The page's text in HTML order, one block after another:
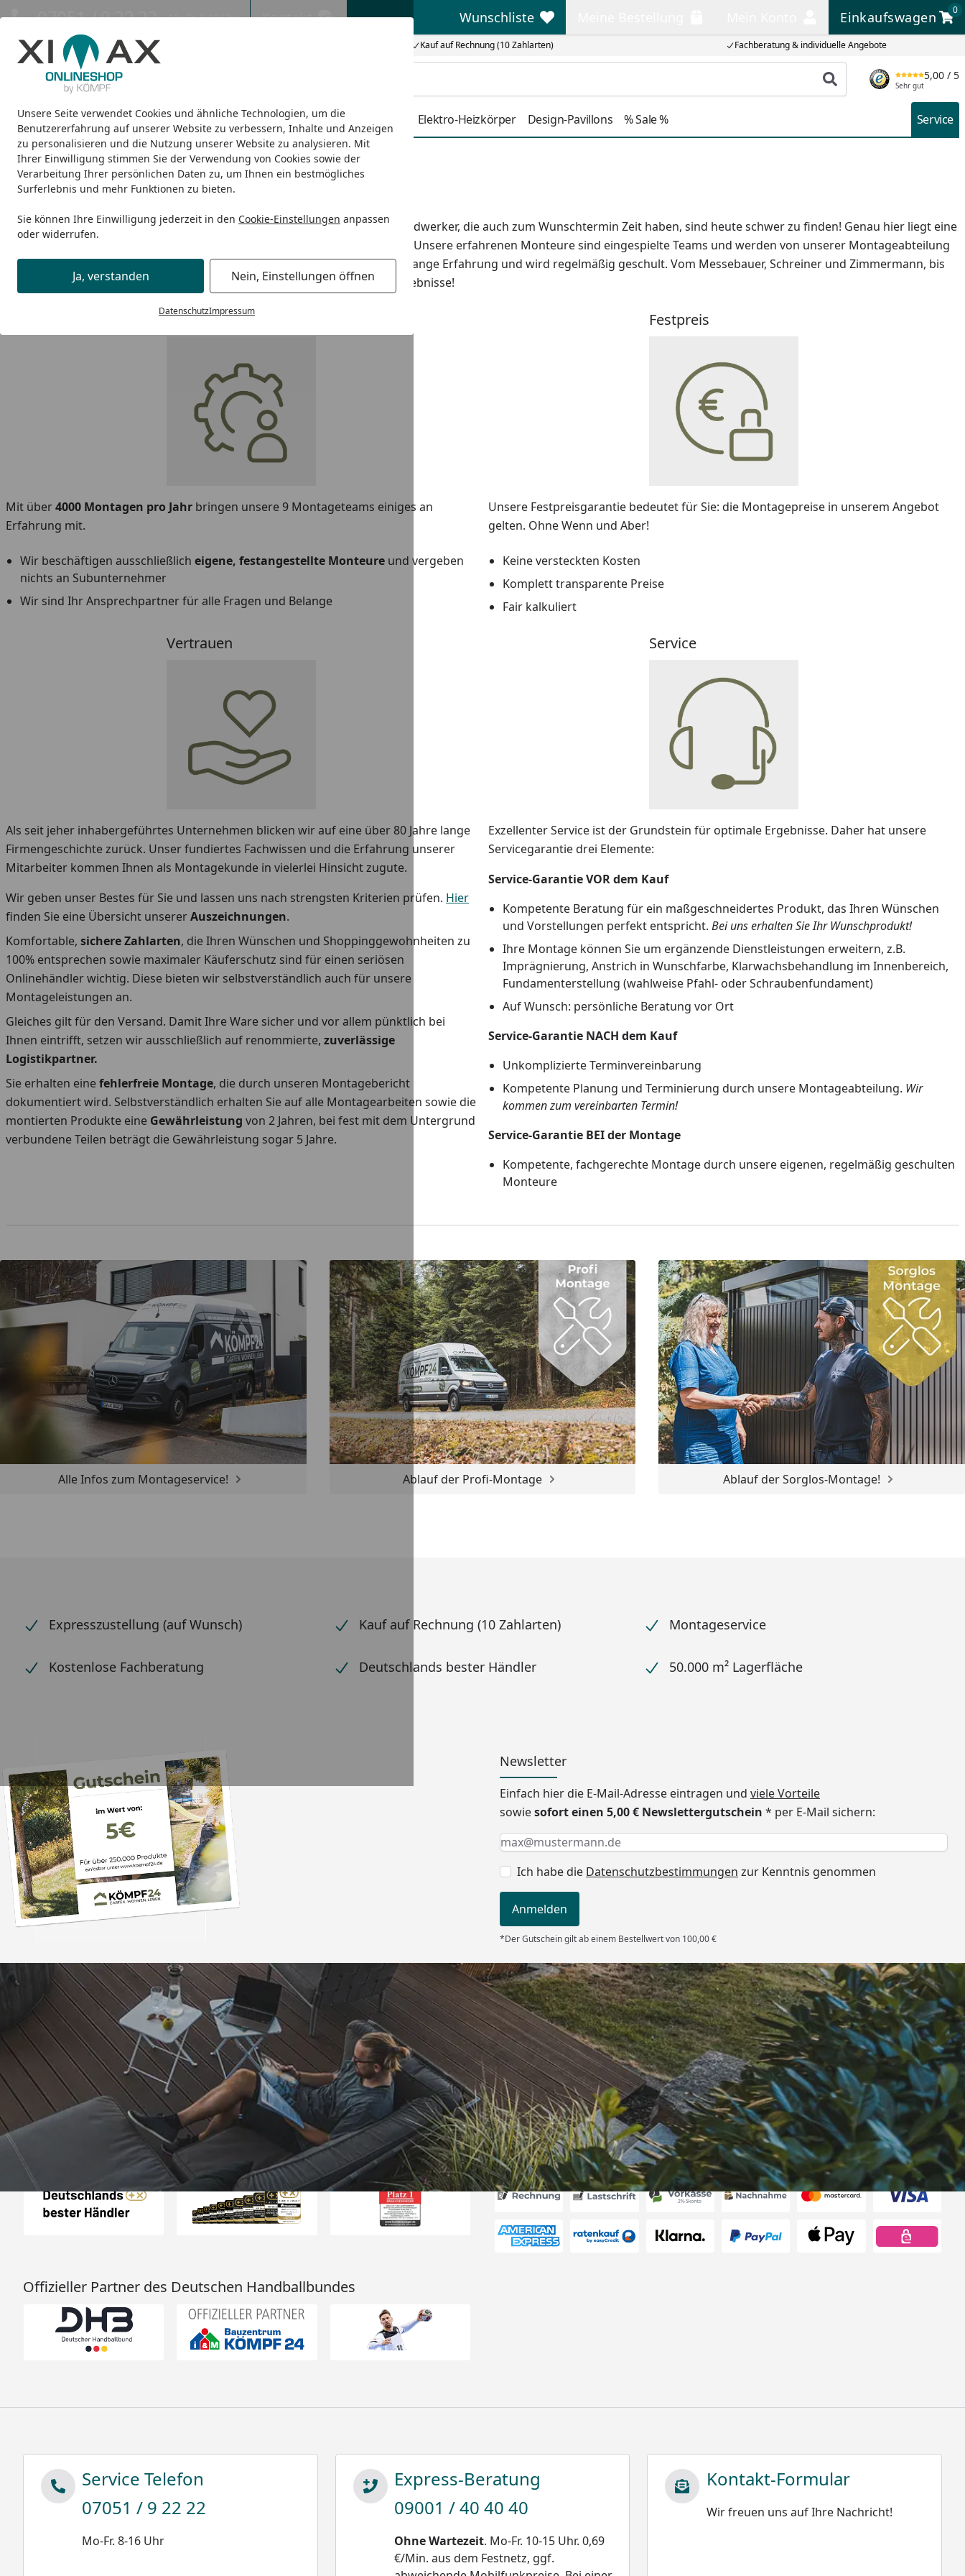
Unsere Seite verwendet Cookies und ähnliche Technologien, um die
Benutzererfahrung auf unserer Website zu verbessern, Inhalte und Anzeigen
zu personalisieren und die Nutzung unserer Website zu analysieren. Mit
Ihrer Einwilligung stimmen Sie der Verwendung von Cookies sowie der
Verarbeitung Ihrer persönlichen Daten zu, um Ihnen ein bestmögliches
Surferlebnis und mehr Funktionen zu bieten.
Sie können Ihre Einwilligung jederzeit in den Cookie-Einstellungen anpassen
oder widerrufen.
Ja, verstanden Nein, Einstellungen öffnen
DatenschutzImpressum
Eigene Montage-Teams Kauf auf Rechnung (10 Zahlarten) Fachberatung & individuelle Angebote
07051 / 9 22 22 Mo-Fr. 8-16 Uhr Kontakt Wunschliste
Wunschliste Einkaufswagen
0
Einkaufswagen
Produkt suchen
5,00 / 5
Sehr gut
Design-Carports Design-Heizkörper Infrarot-Heizkörper Duschkabinen Elektro-Heizkörper Design-Pavillons % Sale % Service
Startseite
Die Kömpf Montage-Garantie
Unsere Montage-Garantie
Die KÖMPF24 Montage-Garantie ist unser Versprechen an Sie:Gute Handwerker, die auch zum Wunschtermin Zeit haben, sind heute schwer zu finden! Genau hier liegt eine
unserer wirklich großen Stärken: Bei uns erhalten Sie alles aus einer Hand. Unsere erfahrenen Monteure sind eingespielte Teams und werden von unserer Montageabteilung
intelligent eingeplant. Jeder einzelne unserer Monteure verfügt über jahrelange Erfahrung und wird regelmäßig geschult. Vom Messebauer, Schreiner und Zimmermann, bis
hin zum Garten- und Landschaftsbauer. Nur echte Profis bringen Profi-Ergebnisse!
Kompetenz
Mit über4000 Montagen pro Jahr bringen unsere 9 Montageteams einiges an
Erfahrung mit.
Wir beschäftigen ausschließlich eigene, festangestellte Monteure und vergeben
nichts an Subunternehmer
Wir sind Ihr Ansprechpartner für alle Fragen und Belange
Festpreis
Unsere Festpreisgarantie bedeutet für Sie: die Montagepreise in unserem Angebot
gelten. Ohne Wenn und Aber!
Keine versteckten Kosten
Komplett transparente Preise
Fair kalkuliert
Vertrauen
Als seit jeher inhabergeführtes Unternehmen blicken wir auf eine über 80 Jahre lange
Firmengeschichte zurück. Unser fundiertes Fachwissen und die Erfahrung unserer
Mitarbeiter kommen Ihnen als Montagekunde in vielerlei Hinsicht zugute.
Wir geben unser Bestes für Sie und lassen uns nach strengsten Kriterien prüfen. Hier
finden Sie eine Übersicht unsererAuszeichnungen.
Komfortable, sichere Zahlarten, die Ihren Wünschen und Shoppinggewohnheiten zu
100% entsprechen sowie maximaler Käuferschutz sind für einen seriösen
Onlinehändler wichtig. Diese bieten wir selbstverständlich auch für unsere
Montageleistungen an.
Gleiches gilt für den Versand. Damit Ihre Ware sicher und vor allem pünktlich bei
Ihnen eintrifft, setzen wir ausschließlich auf renommierte, zuverlässige
Logistikpartner.
Sie erhalten einefehlerfreie Montage, die durch unseren Montagebericht
dokumentiert wird. Selbstverständlich erhalten Sie auf alle Montagearbeiten sowie die
montierten Produkte eine Gewährleistung von 2 Jahren, bei fest mit dem Untergrund
verbundene Teilen beträgt die Gewährleistung sogar 5 Jahre.
Service
Exzellenter Service ist der Grundstein für optimale Ergebnisse. Daher hat unsere
Servicegarantie drei Elemente:
Service-Garantie VOR dem Kauf
Kompetente Beratung für ein maßgeschneidertes Produkt, das Ihren Wünschen
und Vorstellungen perfekt entspricht. Bei uns erhalten Sie Ihr Wunschprodukt!
Ihre Montage können Sie um ergänzende Dienstleistungen erweitern, z.B.
Imprägnierung, Anstrich in Wunschfarbe, Klarwachsbehandlung im Innenbereich,
Fundamenterstellung (wahlweise Pfahl- oder Schraubenfundament)
Auf Wunsch: persönliche Beratung vor Ort
Service-Garantie NACH dem Kauf
Unkomplizierte Terminvereinbarung
Kompetente Planung und Terminierung durch unsere Montageabteilung. Wir
kommen zum vereinbarten Termin!
Service-Garantie BEI der Montage
Kompetente, fachgerechte Montage durch unsere eigenen, regelmäßig geschulten
Monteure
Alle Infos zum Montageservice! Ablauf der Profi-Montage Ablauf der Sorglos-Montage!
Expresszustellung (auf Wunsch) Kauf auf Rechnung (10 Zahlarten) Montageservice
Kostenlose Fachberatung Deutschlands bester Händler 50.000 m² Lagerfläche
Newsletter
Einfach hier die E-Mail-Adresse eintragen und viele Vorteile
sowiesofort einen 5,00 € Newslettergutschein * per E-Mail sichern:
Keine Eingabe erforderlich
Eingabe erforderlich
E-Mail *
Ich habe die Datenschutzbestimmungen zur Kenntnis genommen
Anmelden
*Der Gutschein gilt ab einem Bestellwert von 100,00 €
Trusted Shops
5,00/ 5
Sehr gut
„Keine Probleme bei der
Bestellung.“
11.09.2025
Versand
Auszeichnungen Akzeptierte Zahlungsarten
Offizieller Partner des Deutschen Handballbundes
Service Telefon
07051 / 9 22 22
Mo-Fr. 8-16 Uhr
Express-Beratung
09001 / 40 40 40
Ohne Wartezeit. Mo-Fr. 10-15 Uhr. 0,69
€/Min. aus dem Festnetz, ggf.
Kontakt-Formular
Wir freuen uns auf Ihre Nachricht!